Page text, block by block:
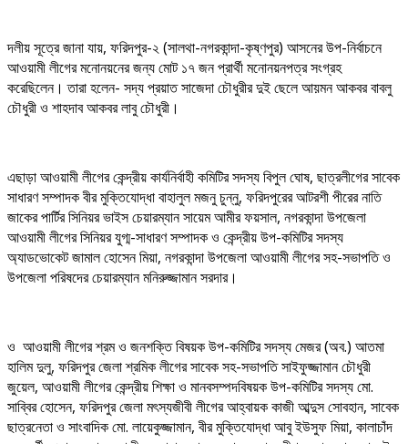
দলীয় সূত্রে জানা যায়, ফরিদপুর-২ (সালথা-নগরকান্দা-কৃষ্ণপুর) আসনের উপ-নির্বাচনে
আওয়ামী লীগের মনোনয়নের জন্য মোট ১৭ জন প্রার্থী মনোনয়নপত্র সংগ্রহ
করেছিলেন। তারা হলেন- সদ্য প্রয়াত সাজেদা চৌধুরীর দুই ছেলে আয়মন আকবর বাবলু
চৌধুরী ও শাহদাব আকবর লাবু চৌধুরী।
এছাড়া আওয়ামী লীগের কেন্দ্রীয় কার্যনির্বাহী কমিটির সদস্য বিপুল ঘোষ, ছাত্রলীগের সাবেক
সাধারণ সম্পাদক বীর মুক্তিযোদ্ধা বাহালুল মজনু চুন্নু, ফরিদপুরের আটরশী পীরের নাতি
জাকের পার্টির সিনিয়র ভাইস চেয়ারম্যান সায়েম আমীর ফয়সাল, নগরকান্দা উপজেলা
আওয়ামী লীগের সিনিয়র যুগ্ম-সাধারণ সম্পাদক ও কেন্দ্রীয় উপ-কমিটির সদস্য
অ্যাডভোকেট জামাল হোসেন মিয়া, নগরকান্দা উপজেলা আওয়ামী লীগের সহ-সভাপতি ও
উপজেলা পরিষদের চেয়ারম্যান মনিরুজ্জামান সরদার।
ও আওয়ামী লীগের শ্রম ও জনশক্তি বিষয়ক উপ-কমিটির সদস্য মেজর (অব.) আতমা
হালিম দুলু, ফরিদপুর জেলা শ্রমিক লীগের সাবেক সহ-সভাপতি সাইফুজ্জামান চৌধুরী
জুয়েল, আওয়ামী লীগের কেন্দ্রীয় শিক্ষা ও মানবসম্পদবিষয়ক উপ-কমিটির সদস্য মো.
সাব্বির হোসেন, ফরিদপুর জেলা মৎস্যজীবী লীগের আহ্বায়ক কাজী আব্দুস সোবহান, সাবেক
ছাত্রনেতা ও সাংবাদিক মো. লায়েকুজ্জামান, বীর মুক্তিযোদ্ধা আবু ইউসুফ মিয়া, কালাচাঁদ